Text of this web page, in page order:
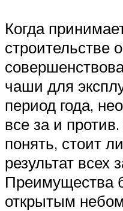
Когда
строительстве
чаши для
период года,
все за и
понять, стоит
результат всех
Преимущества
открытым